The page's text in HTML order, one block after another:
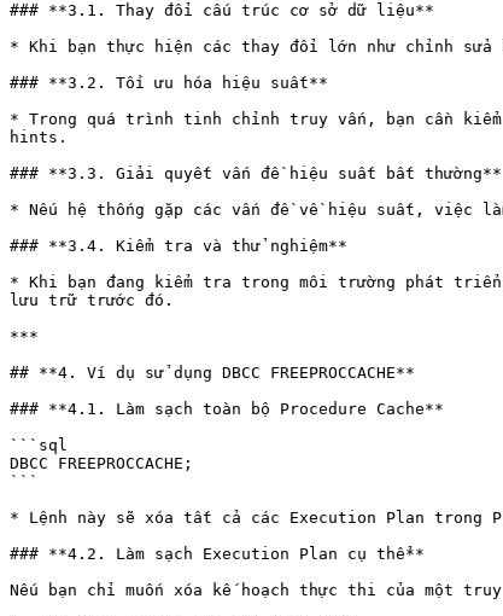
### **3.1. Thay đổi cấu trúc cơ sở dữ liệu**
* Khi bạn thực hiện các thay đổi lớn như chỉnh sửa
### **3.2. Tối ưu hóa hiệu suất**
* Trong quá trình tinh chỉnh truy vấn, bạn cần
hints.
### **3.3. Giải quyết vấn đề hiệu suất bất thường**
* Nếu hệ thống gặp các vấn đề về hiệu suất, việc
### **3.4. Kiểm tra và thử nghiệm**
* Khi bạn đang kiểm tra trong môi trường phát
lưu trữ trước đó.
***
## **4. Ví dụ sử dụng DBCC FREEPROCCACHE**
### **4.1. Làm sạch toàn bộ Procedure Cache**
```sql
DBCC FREEPROCCACHE;
```
* Lệnh này sẽ xóa tất cả các Execution Plan trong
### **4.2. Làm sạch Execution Plan cụ thể**
Nếu bạn chỉ muốn xóa kế hoạch thực thi của một truy